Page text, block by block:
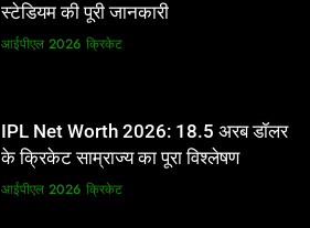
स्टेडियम की पूरी जानकारी
आईपीएल 2026 क्रिकेट
IPL Net Worth 2026: 18.5 अरब डॉलर
के क्रिकेट साम्राज्य का पूरा विश्लेषण
आईपीएल 2026 क्रिकेट